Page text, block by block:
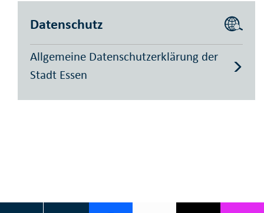
Datenschutz
Allgemeine Datenschutzerklärung der
Stadt Essen